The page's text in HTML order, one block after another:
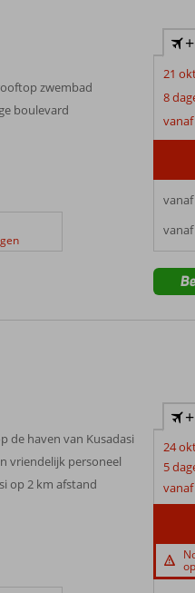
zwembad
boulevard
+
21
8
vanaf
de haven van Kusadasi
vriendelijk personeel
op 2 km afstand
+
24
5